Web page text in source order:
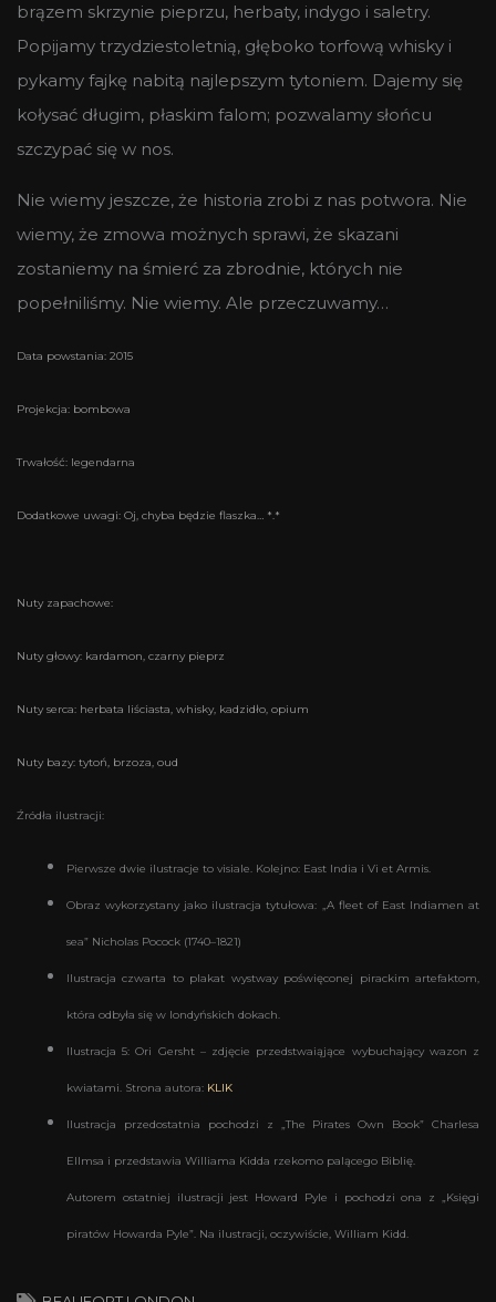
brązem skrzynie pieprzu, herbaty, indygo i saletry.
Popijamy trzydziestoletnią, głęboko torfową whisky i
pykamy fajkę nabitą najlepszym tytoniem. Dajemy się
kołysać długim, płaskim falom; pozwalamy słońcu
szczypać się w nos.
Nie wiemy jeszcze, że historia zrobi z nas potwora. Nie
wiemy, że zmowa możnych sprawi, że skazani
zostaniemy na śmierć za zbrodnie, których nie
popełniliśmy. Nie wiemy. Ale przeczuwamy…
Data powstania: 2015
Projekcja: bombowa
Trwałość: legendarna
Dodatkowe uwagi: Oj, chyba będzie flaszka… *.*
Nuty zapachowe:
Nuty głowy: kardamon, czarny pieprz
Nuty serca: herbata liściasta, whisky, kadzidło, opium
Nuty bazy: tytoń, brzoza, oud
Źródła ilustracji:
Pierwsze dwie ilustracje to visiale. Kolejno: East India i Vi et Armis.
Obraz wykorzystany jako ilustracja tytułowa: „A fleet of East Indiamen at
sea” Nicholas Pocock (1740–1821)
Ilustracja czwarta to plakat wystway poświęconej pirackim artefaktom,
która odbyła się w londyńskich dokach.
Ilustracja 5: Ori Gersht – zdjęcie przedstwaiąjące wybuchający wazon z
kwiatami. Strona autora: KLIK
Ilustracja przedostatnia pochodzi z „The Pirates Own Book” Charlesa
Ellmsa i przedstawia Williama Kidda rzekomo palącego Biblię.
Autorem ostatniej ilustracji jest Howard Pyle i pochodzi ona z „Księgi
piratów Howarda Pyle”. Na ilustracji, oczywiście, William Kidd.